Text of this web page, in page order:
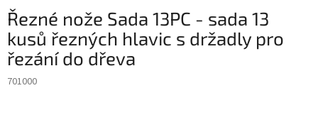
Řezné nože Sada 13PC - sada 13
kusů řezných hlavic s držadly pro
řezání do dřeva
701000